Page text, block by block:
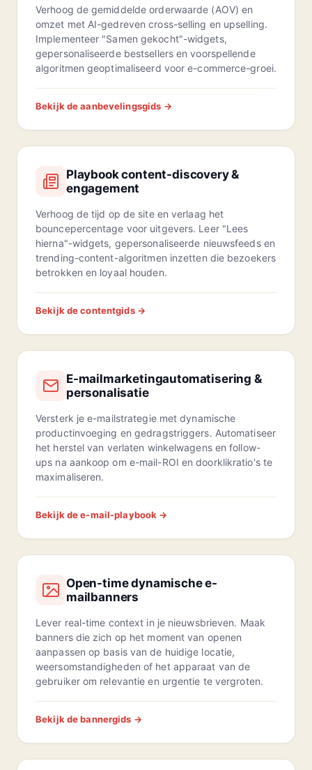
Verhoog de gemiddelde orderwaarde (AOV) en
omzet met AI-gedreven cross-selling en upselling.
Implementeer "Samen gekocht"-widgets,
gepersonaliseerde bestsellers en voorspellende
algoritmen geoptimaliseerd voor e-commerce-groei.
Bekijk de aanbevelingsgids →
Playbook content-discovery &
engagement
Verhoog de tijd op de site en verlaag het
bouncepercentage voor uitgevers. Leer "Lees
hierna"-widgets, gepersonaliseerde nieuwsfeeds en
trending-content-algoritmen inzetten die bezoekers
betrokken en loyaal houden.
Bekijk de contentgids →
E-mailmarketingautomatisering &
personalisatie
Versterk je e-mailstrategie met dynamische
productinvoeging en gedragstriggers. Automatiseer
het herstel van verlaten winkelwagens en follow-
ups na aankoop om e-mail-ROI en doorklikratio's te
maximaliseren.
Bekijk de e-mail-playbook →
Open-time dynamische e-
mailbanners
Lever real-time context in je nieuwsbrieven. Maak
banners die zich op het moment van openen
aanpassen op basis van de huidige locatie,
weersomstandigheden of het apparaat van de
gebruiker om relevantie en urgentie te vergroten.
Bekijk de bannergids →